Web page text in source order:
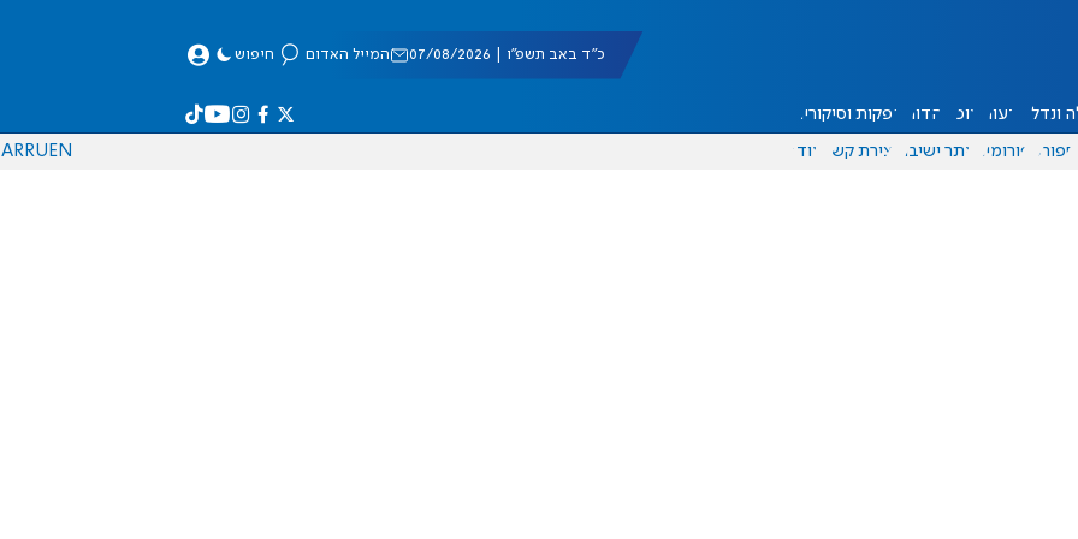
כ"ד באב תשפ"ו | 07/08/2026 המייל האדום חיפוש
ונדל"ן דעות אוכל יהדות הפקות וסיקורים
ספורט פורומים אתר ישיבה יצירת קשר עוד EN
RU
AR